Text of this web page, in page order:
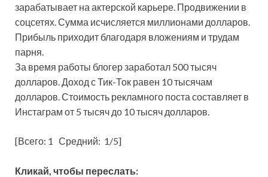
зарабатывает на актерской карьере. Продвижении в
соцсетях. Сумма исчисляется миллионами долларов.
Прибыль приходит благодаря вложениям и трудам
парня.
За время работы блогер заработал 500 тысяч
долларов. Доход с Тик-Ток равен 10 тысячам
долларов. Стоимость рекламного поста составляет в
Инстаграм от 5 тысяч до 10 тысяч долларов.
[Всего: 1 Средний: 1/5]
Кликай, чтобы переслать: